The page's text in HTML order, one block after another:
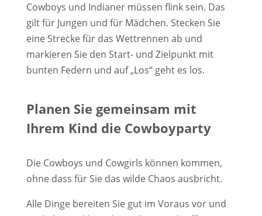
Cowboys und Indianer müssen flink sein. Das
gilt für Jungen und für Mädchen. Stecken Sie
eine Strecke für das Wettrennen ab und
markieren Sie den Start- und Zielpunkt mit
bunten Federn und auf „Los“ geht es los.
Planen Sie gemeinsam mit
Ihrem Kind die Cowboyparty
Die Cowboys und Cowgirls können kommen,
ohne dass für Sie das wilde Chaos ausbricht.
Alle Dinge bereiten Sie gut im Voraus vor und